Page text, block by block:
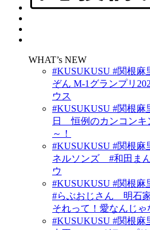
WHAT’s NEW
#KUSUKUSU #関根
ぞん M-1グランプリ
ウス
#KUSUKUSU #関根麻
日 恒例のカンコンキ
～！
#KUSUKUSU #関根麻
ネルソンズ #和田ま
ウ
#KUSUKUSU #関根麻
#らぶおじさん 明石
それって！愛なんじゃ
#KUSUKUSU #関根麻